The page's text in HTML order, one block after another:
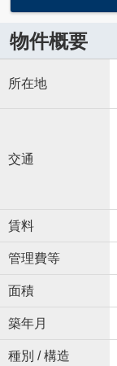
物件概要
所在地
交通
賃料
管理費等
面積
築年月
種別 / 構造